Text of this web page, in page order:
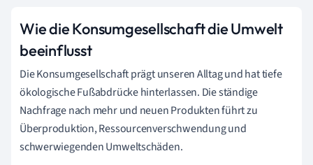
Wie die Konsumgesellschaft die Umwelt
beeinflusst
Die Konsumgesellschaft prägt unseren Alltag und hat tiefe
ökologische Fußabdrücke hinterlassen. Die ständige
Nachfrage nach mehr und neuen Produkten führt zu
Überproduktion, Ressourcenverschwendung und
schwerwiegenden Umweltschäden.